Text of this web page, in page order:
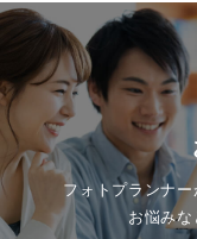
フォトプランナー
お悩み